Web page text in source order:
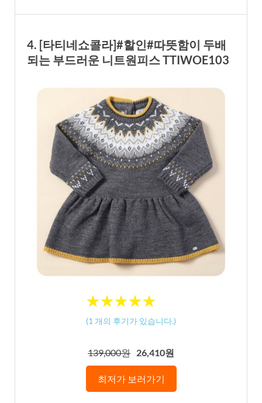
4. [타티네쇼콜라]#할인#따뜻함이 두배
되는 부드러운 니트원피스 TTIWOE103
★★★★★
★★★★★
(1 개의 후기가 있습니다.)
139,000원 26,410원
최저가 보러가기